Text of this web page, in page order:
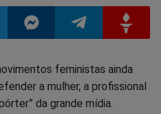
Compartilhar
no
Compartilhar
no
feministas ainda
a mulher, a profissional
da grande mídia.